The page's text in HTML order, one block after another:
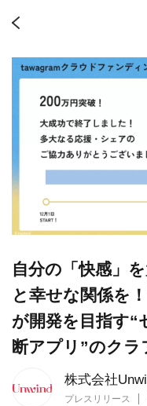
株式会社
プレスリリース
自分の「快感」
と幸せな関係を
が開発を目指す“
断アプリ”のク